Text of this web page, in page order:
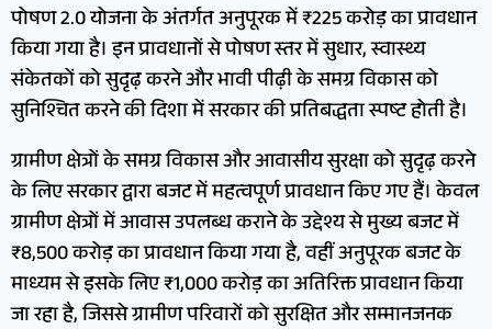
पोषण 2.0 योजना के अंतर्गत अनुपूरक में ₹225 करोड़ का प्रावधान
किया गया है। इन प्रावधानों से पोषण स्तर में सुधार, स्वास्थ्य
संकेतकों को सुदृढ़ करने और भावी पीढ़ी के समग्र विकास को
सुनिश्चित करने की दिशा में सरकार की प्रतिबद्धता स्पष्ट होती है।
ग्रामीण क्षेत्रों के समग्र विकास और आवासीय सुरक्षा को सुदृढ़ करने
के लिए सरकार द्वारा बजट में महत्वपूर्ण प्रावधान किए गए हैं। केवल
ग्रामीण क्षेत्रों में आवास उपलब्ध कराने के उद्देश्य से मुख्य बजट में
₹8,500 करोड़ का प्रावधान किया गया है, वहीं अनुपूरक बजट के
माध्यम से इसके लिए ₹1,000 करोड़ का अतिरिक्त प्रावधान किया
जा रहा है, जिससे ग्रामीण परिवारों को सुरक्षित और सम्मानजनक